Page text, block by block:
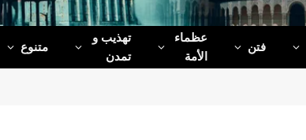
فتن
عظماء‌
الأمة
تهذیب و
تمدن
متنوع